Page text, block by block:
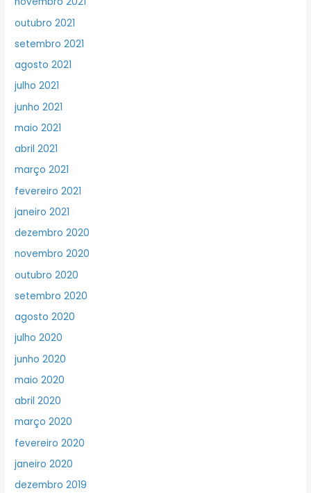
outubro 2021
setembro 2021
agosto 2021
julho 2021
junho 2021
maio 2021
abril 2021
março 2021
fevereiro 2021
janeiro 2021
dezembro 2020
novembro 2020
outubro 2020
setembro 2020
agosto 2020
julho 2020
junho 2020
maio 2020
abril 2020
março 2020
fevereiro 2020
janeiro 2020
dezembro 2019